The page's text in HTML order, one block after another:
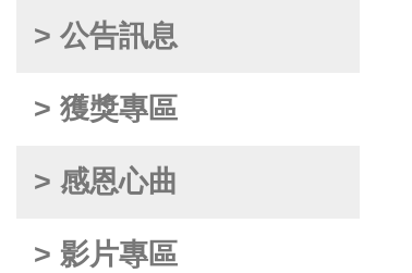
> 公告訊息
> 獲獎專區
> 感恩心曲
> 影片專區